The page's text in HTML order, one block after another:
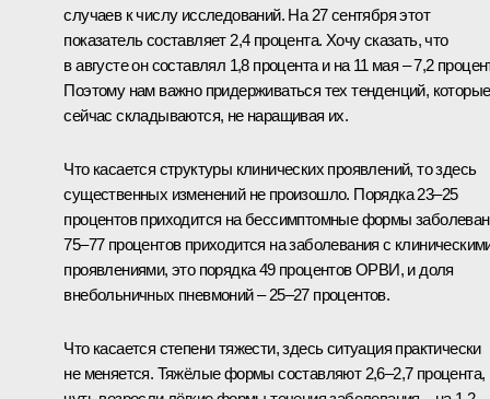
случаев к числу исследований. На 27 сентября этот
показатель составляет 2,4 процента. Хочу сказать, что
в августе он составлял 1,8 процента и на 11 мая – 7,2
Поэтому нам важно придерживаться тех тенденций, которые
сейчас складываются, не наращивая их.
Что касается структуры клинических проявлений, то здесь
существенных изменений не произошло. Порядка 23–25
процентов приходится на бессимптомные формы
75–77 процентов приходится на заболевания с
проявлениями, это порядка 49 процентов ОРВИ, и доля
внебольничных пневмоний – 25–27 процентов.
Что касается степени тяжести, здесь ситуация практически
не меняется. Тяжёлые формы составляют 2,6–2,7 процента,